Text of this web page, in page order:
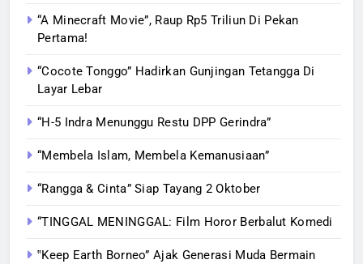
“A Minecraft Movie”, Raup Rp5 Triliun Di Pekan
Pertama!
“Cocote Tonggo” Hadirkan Gunjingan Tetangga Di
Layar Lebar
“H-5 Indra Menunggu Restu DPP Gerindra”
“Membela Islam, Membela Kemanusiaan”
“Rangga & Cinta” Siap Tayang 2 Oktober
“TINGGAL MENINGGAL: Film Horor Berbalut Komedi
‟Keep Earth Borneo” Ajak Generasi Muda Bermain